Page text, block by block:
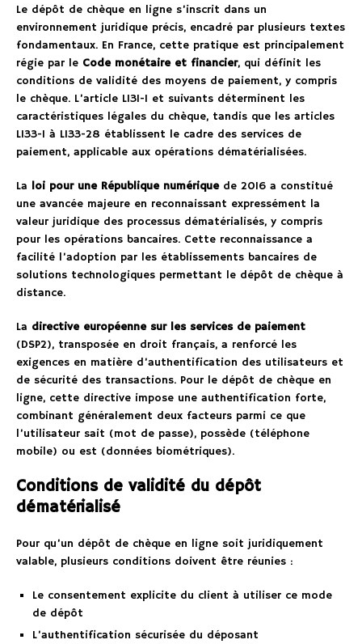
Le dépôt de chèque en ligne s’inscrit dans un
environnement juridique précis, encadré par plusieurs textes
fondamentaux. En France, cette pratique est principalement
régie par le Code monétaire et financier, qui définit les
conditions de validité des moyens de paiement, y compris
le chèque. L’article L131-1 et suivants déterminent les
caractéristiques légales du chèque, tandis que les articles
L133-1 à L133-28 établissent le cadre des services de
paiement, applicable aux opérations dématérialisées.
La loi pour une République numériquede 2016 a constitué
une avancée majeure en reconnaissant expressément la
valeur juridique des processus dématérialisés, y compris
pour les opérations bancaires. Cette reconnaissance a
facilité l’adoption par les établissements bancaires de
solutions technologiques permettant le dépôt de chèque à
distance.
La directive européenne sur les services de paiement
(DSP2), transposée en droit français, a renforcé les
exigences en matière d’authentification des utilisateurs et
de sécurité des transactions. Pour le dépôt de chèque en
ligne, cette directive impose une authentification forte,
combinant généralement deux facteurs parmi ce que
l’utilisateur sait (mot de passe), possède (téléphone
mobile) ou est (données biométriques).
Conditions de validité du dépôt
dématérialisé
Pour qu’un dépôt de chèque en ligne soit juridiquement
valable, plusieurs conditions doivent être réunies :
Le consentement explicite du client à utiliser ce mode
de dépôt
L’authentification sécurisée du déposant